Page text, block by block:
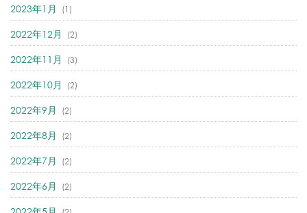
2023年1月 (1)
2022年12月 (2)
2022年11月 (3)
2022年10月 (2)
2022年9月 (2)
2022年8月 (2)
2022年7月 (2)
2022年6月 (2)